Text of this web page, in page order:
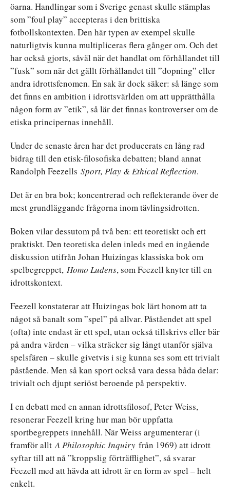
öarna. Handlingar som i Sverige genast skulle stämplas
som ”foul play” accepteras i den brittiska
fotbollskontexten. Den här typen av exempel skulle
naturligtvis kunna multipliceras flera gånger om. Och det
har också gjorts, såväl när det handlat om förhållandet till
”fusk” som när det gällt förhållandet till ”dopning” eller
andra idrottsfenomen. En sak är dock säker: så länge som
det finns en ambition i idrottsvärlden om att upprätthålla
någon form av ”etik”, så lär det finnas kontroverser om de
etiska principernas innehåll.
Under de senaste åren har det producerats en lång rad
bidrag till den etisk-filosofiska debatten; bland annat
Randolph Feezells Sport, Play & Ethical Reflection.
Det är en bra bok; koncentrerad och reflekterande över de
mest grundläggande frågorna inom tävlingsidrotten.
Boken vilar dessutom på två ben: ett teoretiskt och ett
praktiskt. Den teoretiska delen inleds med en ingående
diskussion utifrån Johan Huizingas klassiska bok om
spelbegreppet, Homo Ludens, som Feezell knyter till en
idrottskontext.
Feezell konstaterar att Huizingas bok lärt honom att ta
något så banalt som ”spel” på allvar. Påståendet att spel
(ofta) inte endast är ett spel, utan också tillskrivs eller bär
på andra värden – vilka sträcker sig långt utanför själva
spelsfären – skulle givetvis i sig kunna ses som ett trivialt
påstående. Men så kan sport också vara dessa båda delar:
trivialt och djupt seriöst beroende på perspektiv.
I en debatt med en annan idrottsfilosof, Peter Weiss,
resonerar Feezell kring hur man bör uppfatta
sportbegreppets innehåll. När Weiss argumenterar (i
framför alltA Philosophic Inquiry från 1969) att idrott
syftar till att nå ”kroppslig förträfflighet”, så svarar
Feezell med att hävda att idrott är en form av spel – helt
enkelt.